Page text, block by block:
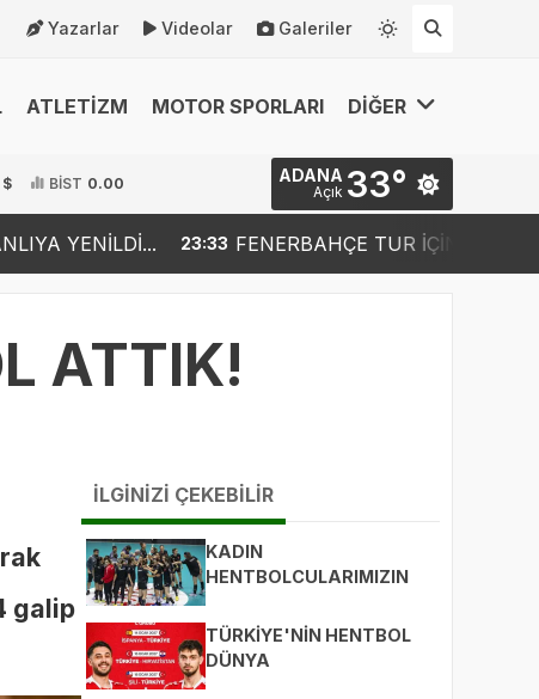
Yazarlar Videolar Galeriler
ATLETİZM MOTOR SPORLARI DİĞER
$ BİST 0.00 ADANA
Açık 33°
23:33 FENERBAHÇE TUR İÇİN AVANTAJLI: 2-0
ATTIK!
galip
İLGİNİZİ ÇEKEBİLİR
KADIN
HENTBOLCULARIMIZIN
TÜRKİYE'NİN HENTBOL
DÜNYA